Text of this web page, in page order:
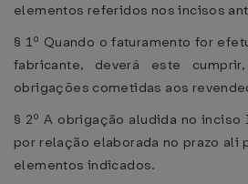
elementos referidos nos incisos
§ 1º Quando o faturamento for
fabricante, deverá este
obrigações cometidas aos
§ 2º A obrigação aludida no
por relação elaborada no prazo ali
elementos indicados.